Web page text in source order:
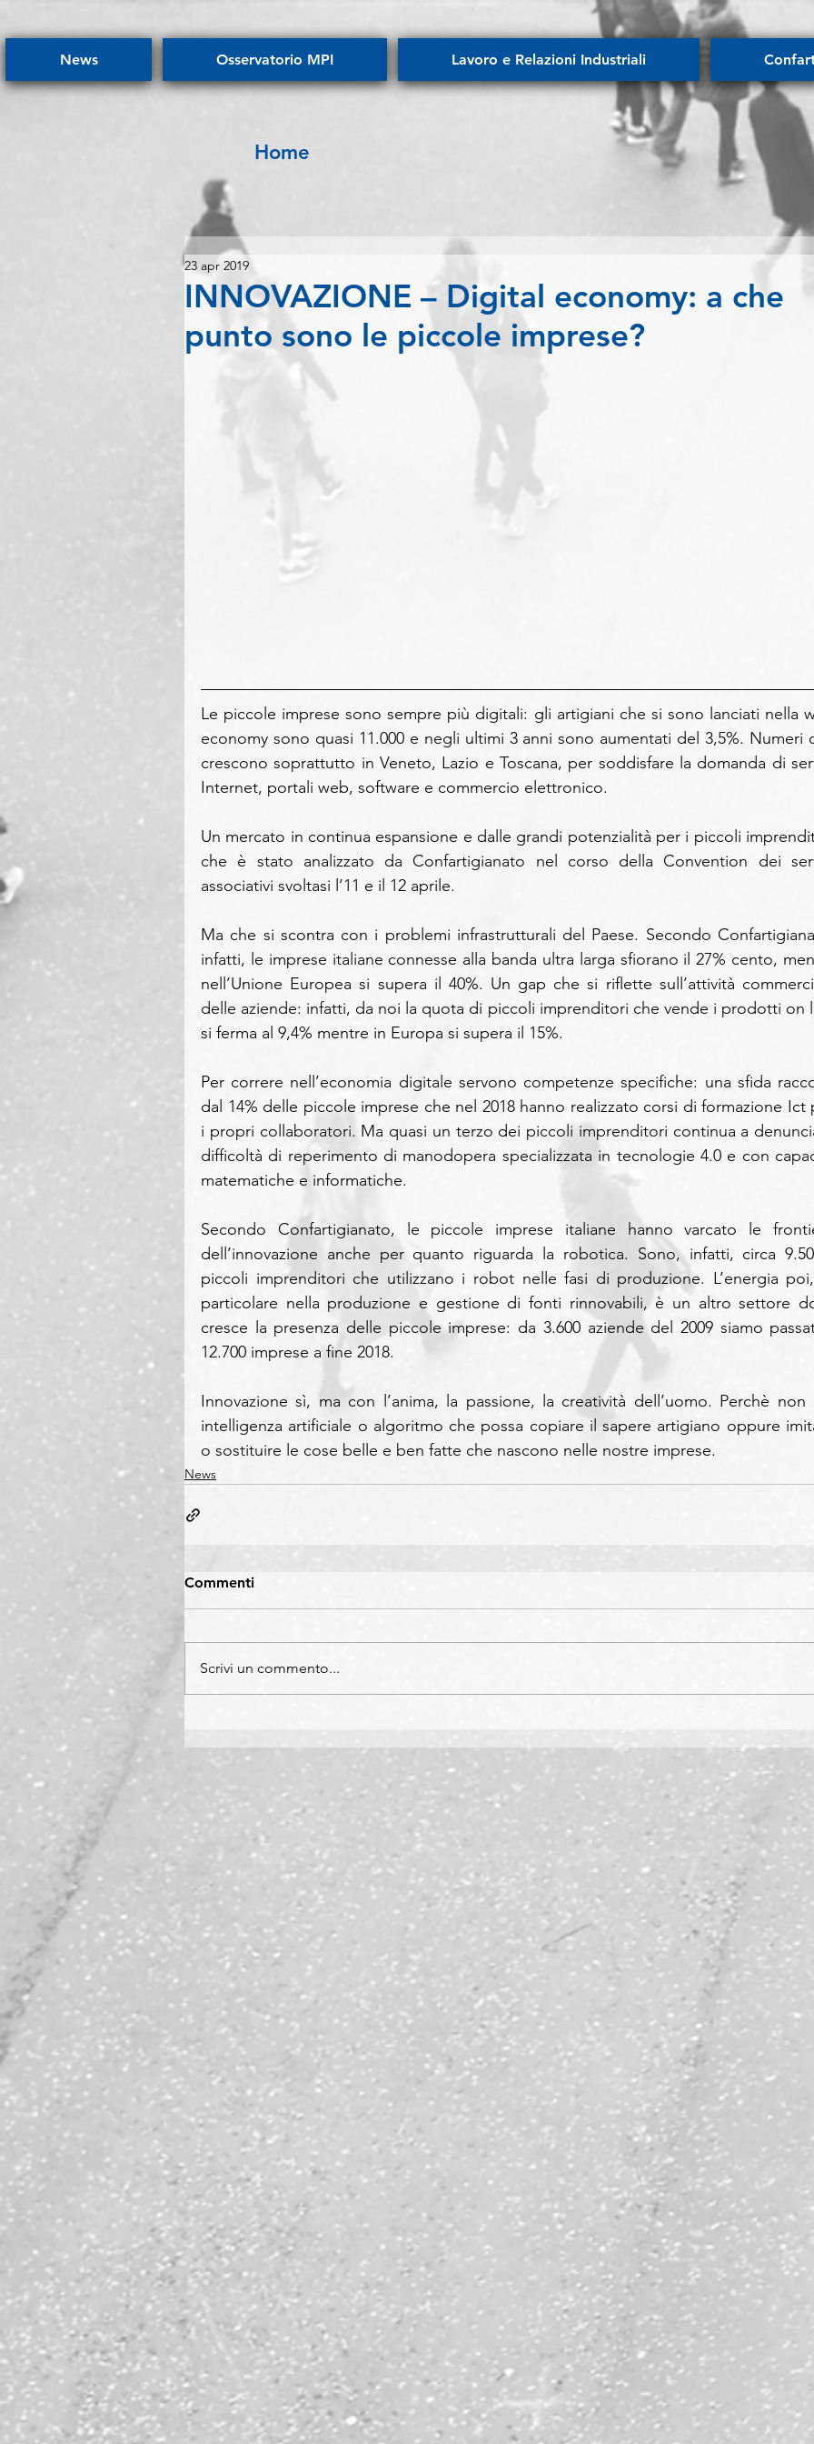
News Osservatorio MPI Lavoro e Relazioni Industriali
Home
INNOVAZIONE – Digital economy: a che
punto sono le piccole imprese?
23 apr 2019
Le piccole imprese sono sempre più digitali: gli artigiani che si sono lanciati nella
economy sono quasi 11.000 e negli ultimi 3 anni sono aumentati del 3,5%. Numeri
crescono soprattutto in Veneto, Lazio e Toscana, per soddisfare la domanda di
Internet, portali web, software e commercio elettronico.
Un mercato in continua espansione e dalle grandi potenzialità per i piccoli
che è stato analizzato da Confartigianato nel corso della Convention dei
associativi svoltasi l’11 e il 12 aprile.
Ma che si scontra con i problemi infrastrutturali del Paese. Secondo
infatti, le imprese italiane connesse alla banda ultra larga sfiorano il 27% cento,
nell’Unione Europea si supera il 40%. Un gap che si riflette sull’attività
delle aziende: infatti, da noi la quota di piccoli imprenditori che vende i prodotti on
si ferma al 9,4% mentre in Europa si supera il 15%.
Per correre nell’economia digitale servono competenze specifiche: una sfida
dal 14% delle piccole imprese che nel 2018 hanno realizzato corsi di formazione Ict
i propri collaboratori. Ma quasi un terzo dei piccoli imprenditori continua a
difficoltà di reperimento di manodopera specializzata in tecnologie 4.0 e con
matematiche e informatiche.
Secondo Confartigianato, le piccole imprese italiane hanno varcato le
dell’innovazione anche per quanto riguarda la robotica. Sono, infatti, circa
piccoli imprenditori che utilizzano i robot nelle fasi di produzione. L’energia
particolare nella produzione e gestione di fonti rinnovabili, è un altro settore
cresce la presenza delle piccole imprese: da 3.600 aziende del 2009 siamo
12.700 imprese a fine 2018.
Innovazione sì, ma con l’anima, la passione, la creatività dell’uomo. Perchè non
intelligenza artificiale o algoritmo che possa copiare il sapere artigiano oppure
o sostituire le cose belle e ben fatte che nascono nelle nostre imprese.
News
Commenti
Scrivi un commento...